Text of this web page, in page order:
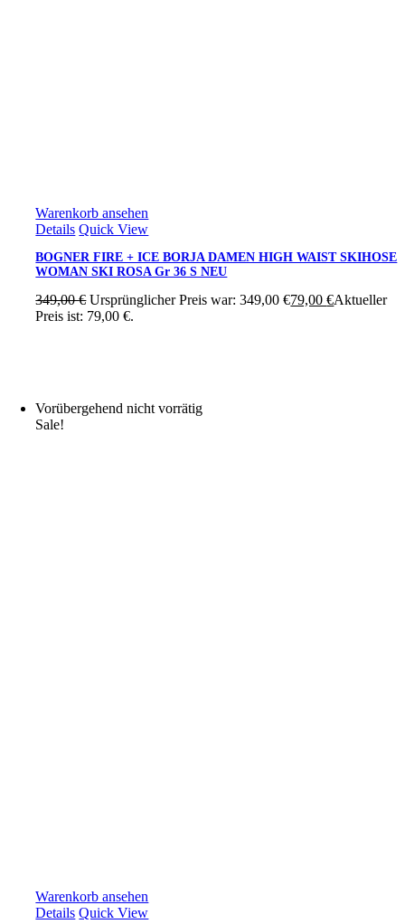
Warenkorb ansehen
Details Quick View
BOGNER FIRE + ICE BORJA DAMEN HIGH WAIST SKIHOSE
WOMAN SKI ROSA Gr 36 S NEU
349,00€ Ursprünglicher Preis war: 349,00 €79,00€Aktueller
Preis ist: 79,00 €.
Vorübergehend nicht vorrätig
Sale!
Warenkorb ansehen
Details Quick View